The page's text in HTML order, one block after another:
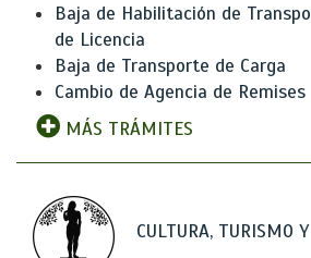
Baja de Habilitación de
de Licencia
Baja de Transporte de Carga
Cambio de Agencia de Remises
MÁS TRÁMITES
CULTURA, TURISMO